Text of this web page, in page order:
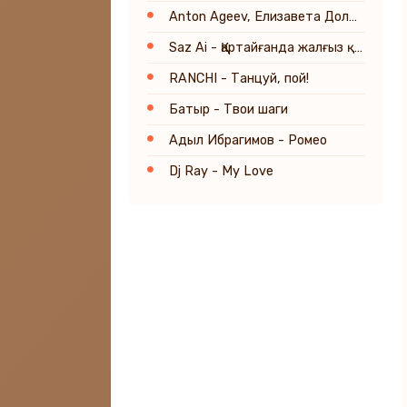
Anton Ageev, Елизавета Долженкова - Звездный вечер 2.0 (Remix)
Saz Ai - Қартайғанда жалғыз қалма
RANCHI - Танцуй, пой!
Батыр - Твои шаги
Адыл Ибрагимов - Ромео
Dj Ray - My Love